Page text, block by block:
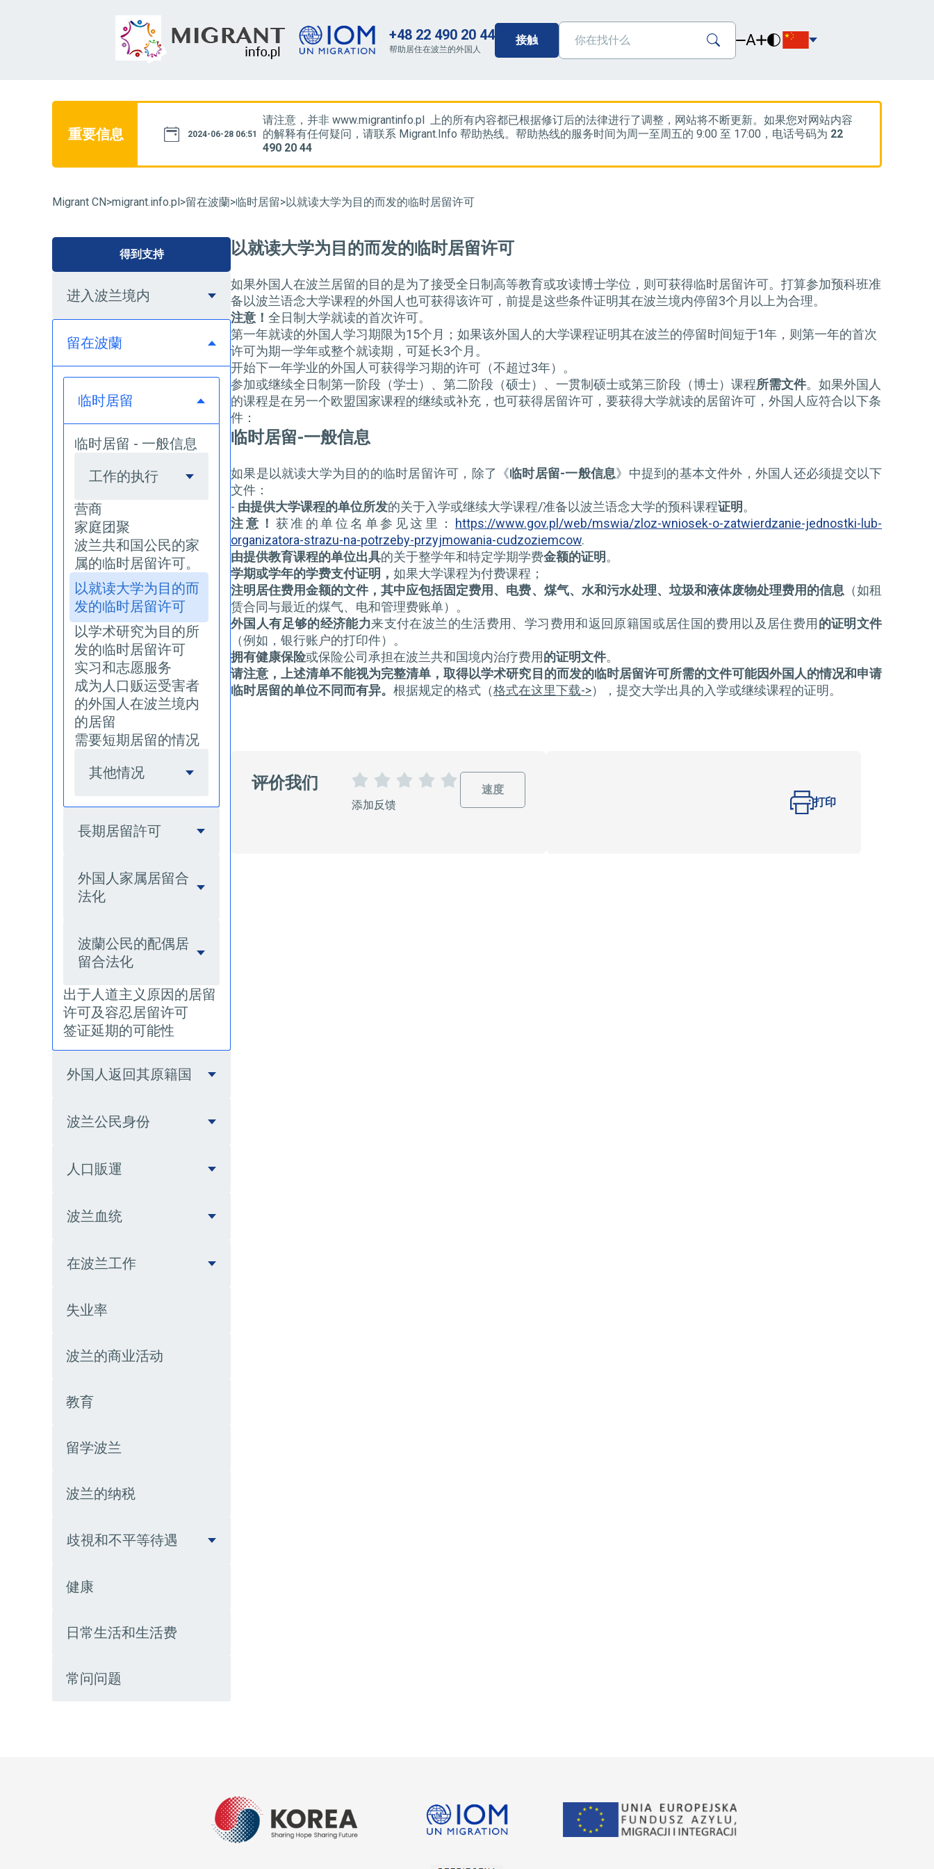
+48 22 490 20 44
帮助居住在波兰的外国人
接触 A
重要信息
，电话号码为22 2024-06-28 06:51
请注意，并非 www.migrantinfo.pl 上的所有内容都已根据修订后的法律进行了调整，网站将不断更新。如果您对网站内容
的解释有任何疑问，请联系 Migrant.Info 帮助热线。帮助热线的服务时间为周一至周五的 9:00 至 17:00，电话号码为 22
490 20 44
Migrant CN>migrant.info.pl>留在波蘭>临时居留>以就读大学为目的而发的临时居留许可
得到支持
进入波兰境内
留在波蘭
临时居留
临时居留 - 一般信息
工作的执行
营商
家庭团聚
波兰共和国公民的家
属的临时居留许可。
以就读大学为目的而
发的临时居留许可
以学术研究为目的所
发的临时居留许可
实习和志愿服务
成为人口贩运受害者
的外国人在波兰境内
的居留
需要短期居留的情况
其他情况
長期居留許可
外国人家属居留合
法化
波蘭公民的配偶居
留合法化
出于人道主义原因的居留
许可及容忍居留许可
签证延期的可能性
外国人返回其原籍国
波兰公民身份
人口販運
波兰血统
在波兰工作
失业率
波兰的商业活动
教育
留学波兰
波兰的纳税
歧視和不平等待遇
健康
日常生活和生活费
常问问题
以就读大学为目的而发的临时居留许可
如果外国人在波兰居留的目的是为了接受全日制高等教育或攻读博士学位，则可获得临时居留许可。打算参加预科班准
备以波兰语念大学课程的外国人也可获得该许可，前提是这些条件证明其在波兰境内停留3个月以上为合理。
注意！全日制大学就读的首次许可。
第一年就读的外国人学习期限为15个月；如果该外国人的大学课程证明其在波兰的停留时间短于1年，则第一年的首次
许可为期一学年或整个就读期，可延长3个月。
开始下一年学业的外国人可获得学习期的许可（不超过3年）。
参加或继续全日制第一阶段（学士）、第二阶段（硕士）、一贯制硕士或第三阶段（博士）课程所需文件。如果外国人
的课程是在另一个欧盟国家课程的继续或补充，也可获得居留许可，要获得大学就读的居留许可，外国人应符合以下条
件：
临时居留-一般信息
如果是以就读大学为目的的临时居留许可，除了《临时居留-一般信息》中提到的基本文件外，外国人还必须提交以下
文件：
- 由提供大学课程的单位所发的关于入学或继续大学课程/准备以波兰语念大学的预科课程证明 。
注意！ 获准的单位名单参见这里： https://www.gov.pl/web/mswia/zloz-wniosek-o-zatwierdzanie-jednostki-lub-
organizatora-strazu-na-potrzeby-przyjmowania-cudzoziemcow.
由提供教育课程的单位出具的关于整学年和特定学期学费金额的证明 。
学期或学年的学费支付证明，如果大学课程为付费课程；
注明居住费用金额的文件，其中应包括固定费用、电费、煤气、水和污水处理、垃圾和液体废物处理费用的信息 （如租
赁合同与最近的煤气、电和管理费账单）。
外国人有足够的经济能力来支付在波兰的生活费用、学习费用和返回原籍国或居住国的费用以及居住费用 的证明文件
（例如，银行账户的打印件）。
拥有健康保险或保险公司承担在波兰共和国境内治疗费用的证明文件。
请注意，上述清单不能视为完整清单，取得以学术研究目的而发的临时居留许可所需的文件可能因外国人的情况和申请
临时居留的单位不同而有异。根据规定的格式（格式在这里下载->），提交大学出具的入学或继续课程的证明。
评价我们
星
星
星
添加反馈
速度
打印